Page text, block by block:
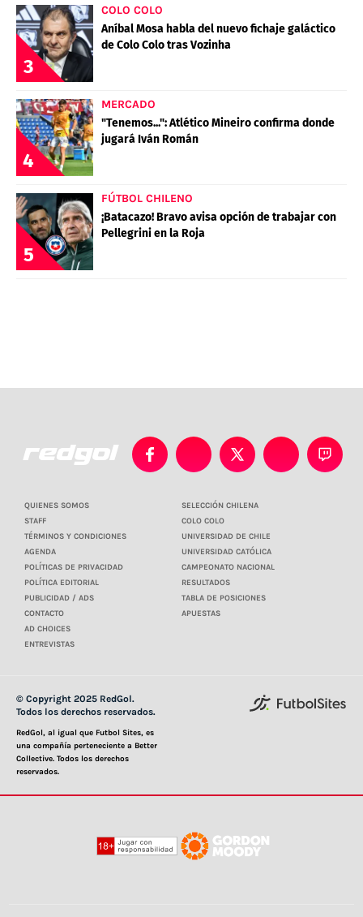
3
COLO COLO
Aníbal Mosa habla del nuevo fichaje galáctico
de Colo Colo tras Vozinha
4
MERCADO
"Tenemos...": Atlético Mineiro confirma donde
jugará Iván Román
5
FÚTBOL CHILENO
¡Batacazo! Bravo avisa opción de trabajar con
Pellegrini en la Roja
QUIENES SOMOS
STAFF
TÉRMINOS Y CONDICIONES
AGENDA
POLÍTICAS DE PRIVACIDAD
POLÍTICA EDITORIAL
PUBLICIDAD / ADS
CONTACTO
AD CHOICES
ENTREVISTAS
SELECCIÓN CHILENA
COLO COLO
UNIVERSIDAD DE CHILE
UNIVERSIDAD CATÓLICA
CAMPEONATO NACIONAL
RESULTADOS
TABLA DE POSICIONES
APUESTAS
© Copyright 2025 RedGol.
Todos los derechos reservados.
RedGol, al igual que Futbol Sites, es
una compañía perteneciente a Better
Collective. Todos los derechos
reservados.